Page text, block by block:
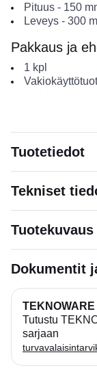
Pituus- 150
Leveys- 300
Pakkaus ja
1 kpl
Tuotetiedot
Tekniset
Tuotekuvaus
Dokumentit
Tutustu
sarjaan